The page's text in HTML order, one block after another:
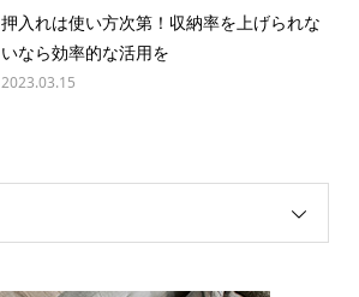
押入れは使い方次第！収納率を上げられな
いなら効率的な活用を
2023.03.15